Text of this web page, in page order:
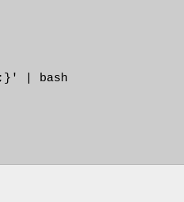
| bash